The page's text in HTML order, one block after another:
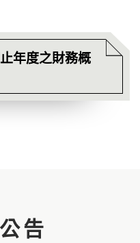
年度之財務概
告